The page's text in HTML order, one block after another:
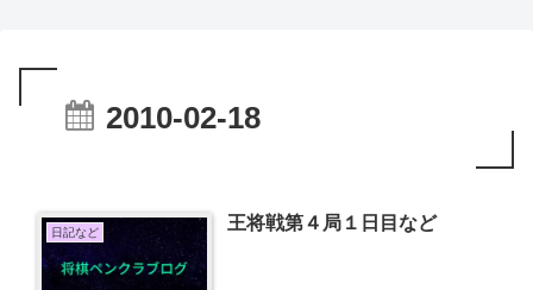
2010-02-18
日記など 王将戦第４局１日目など